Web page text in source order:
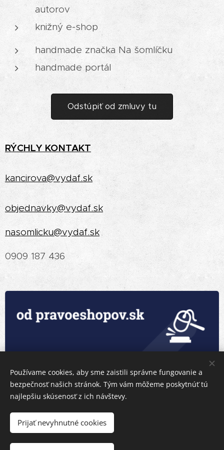
autorov
knižný e-shop
handmade značka Na šomlíčku
handmade portál
Odstúpiť od zmluvy tu
RÝCHLY KONTAKT
kancirova@vydaf.sk
objednavky@vydaf.sk
nasomlicku@vydaf.sk
0909 187 436
Používame cookies, aby sme zaistili správne fungovanie a
bezpečnosť našich stránok. Tým vám môžeme poskytnúť tú
najlepšiu skúsenosť z ich návštevy.
Prijať nevyhnutné cookies